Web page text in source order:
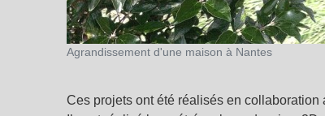
Agrandissement d'une maison à Nantes
Ces projets ont été réalisés en